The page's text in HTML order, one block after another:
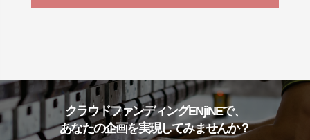
クラウドファンディングENjiNEで、
あなたの企画を実現してみませんか？